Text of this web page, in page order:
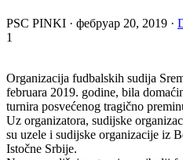
PSC PINKI · фебруар 20, 2019 ·
1
Organizacija fudbalskih sudija
februara 2019. godine, bila
turnira posvećenog tragično
Uz organizatora, sudijske
su uzele i sudijske organizacije iz
Istočne Srbije.